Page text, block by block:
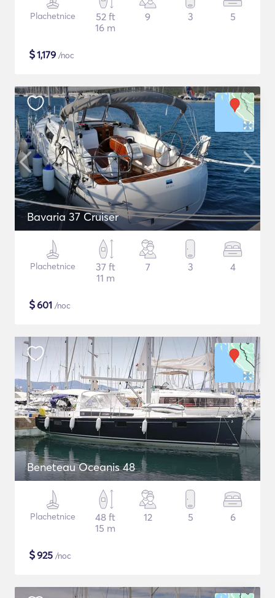
Plachetnice
52 ft
16 m
9 3 5
$1,179 /noc
Bavaria 37 Cruiser
Plachetnice
37 ft
11 m
7 3 4
$601 /noc
Beneteau Oceanis 48
Plachetnice
48 ft
15 m
12 5 6
$925 /noc